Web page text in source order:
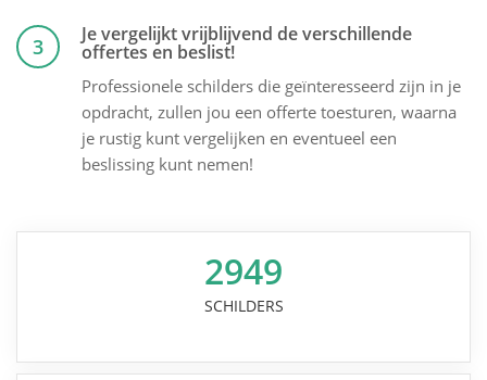
3 Je vergelijkt vrijblijvend de verschillende
offertes en beslist!
Professionele schilders die geïnteresseerd zijn in je
opdracht, zullen jou een offerte toesturen, waarna
je rustig kunt vergelijken en eventueel een
beslissing kunt nemen!
2949
SCHILDERS